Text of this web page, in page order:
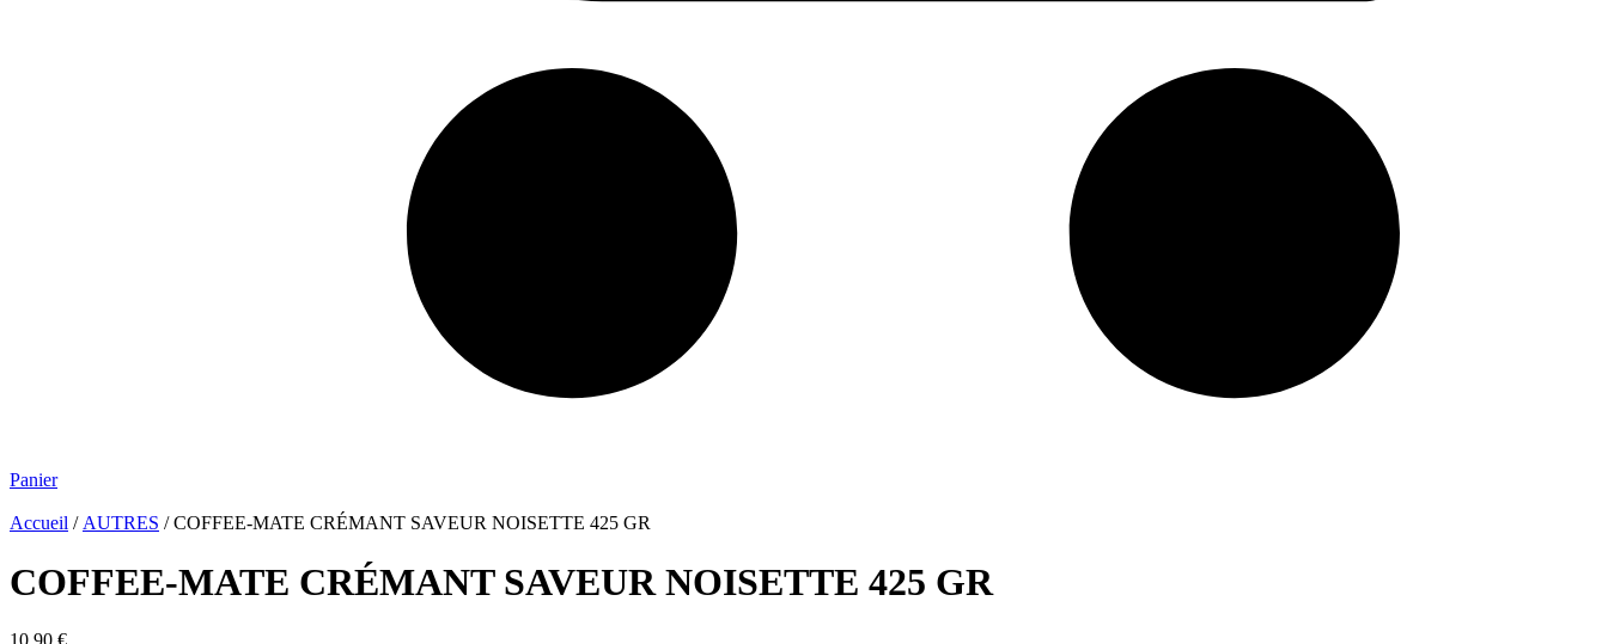
Panier
Accueil /AUTRES / COFFEE-MATE CRÉMANT SAVEUR NOISETTE 425 GR
COFFEE-MATE CRÉMANT SAVEUR NOISETTE 425 GR